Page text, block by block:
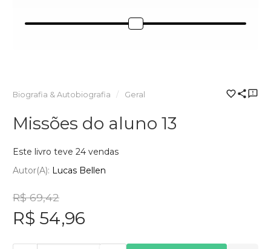
Biografia & Autobiografia Geral
Missões do aluno 13
Este livro teve 24 vendas
Autor(a): Lucas Bellen
R$ 69,42
R$ 54,96